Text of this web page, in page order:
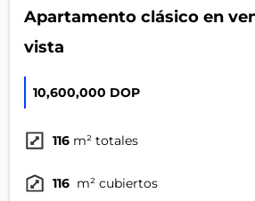
Apartamento clásico en
vista
10,600,000 DOP
116 m² totales
116 m² cubiertos